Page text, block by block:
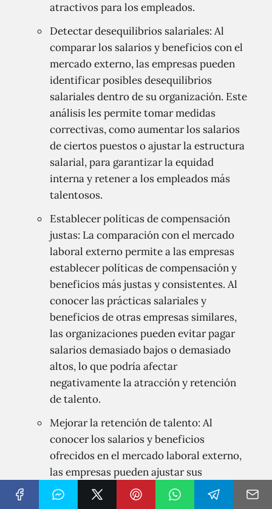
atractivos para los empleados.
Detectar desequilibrios salariales: Al
comparar los salarios y beneficios con el
mercado externo, las empresas pueden
identificar posibles desequilibrios
salariales dentro de su organización. Este
análisis les permite tomar medidas
correctivas, como aumentar los salarios
de ciertos puestos o ajustar la estructura
salarial, para garantizar la equidad
interna y retener a los empleados más
talentosos.
Establecer políticas de compensación
justas: La comparación con el mercado
laboral externo permite a las empresas
establecer políticas de compensación y
beneficios más justas y consistentes. Al
conocer las prácticas salariales y
beneficios de otras empresas similares,
las organizaciones pueden evitar pagar
salarios demasiado bajos o demasiado
altos, lo que podría afectar
negativamente la atracción y retención
de talento.
Mejorar la retención de talento: Al
conocer los salarios y beneficios
ofrecidos en el mercado laboral externo,
las empresas pueden ajustar sus
paquetes de compensación y beneficios
para ser más competitivos. Esto puede